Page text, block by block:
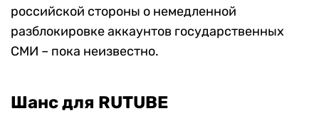
российской стороны о немедленной
разблокировке аккаунтов государственных
СМИ – пока неизвестно.
Шанс для RUTUBE